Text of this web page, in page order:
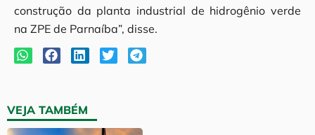
construção da planta industrial de hidrogênio verde
na ZPE de Parnaíba”, disse.
VEJA TAMBÉM